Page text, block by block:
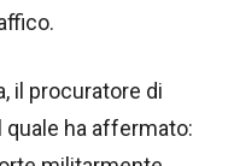
il procuratore di
quale ha affermato: